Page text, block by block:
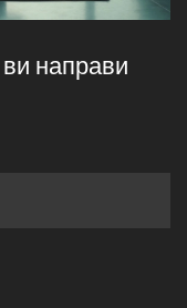
направи